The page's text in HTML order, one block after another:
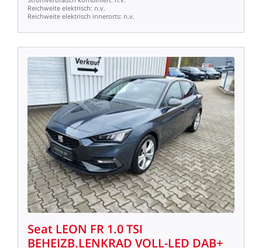
Reichweite elektrisch: n.v.
Reichweite elektrisch innerorts: n.v.
Seat LEON FR 1.0TSI
BEHEIZB.LENKRAD VOLL-LED DAB+